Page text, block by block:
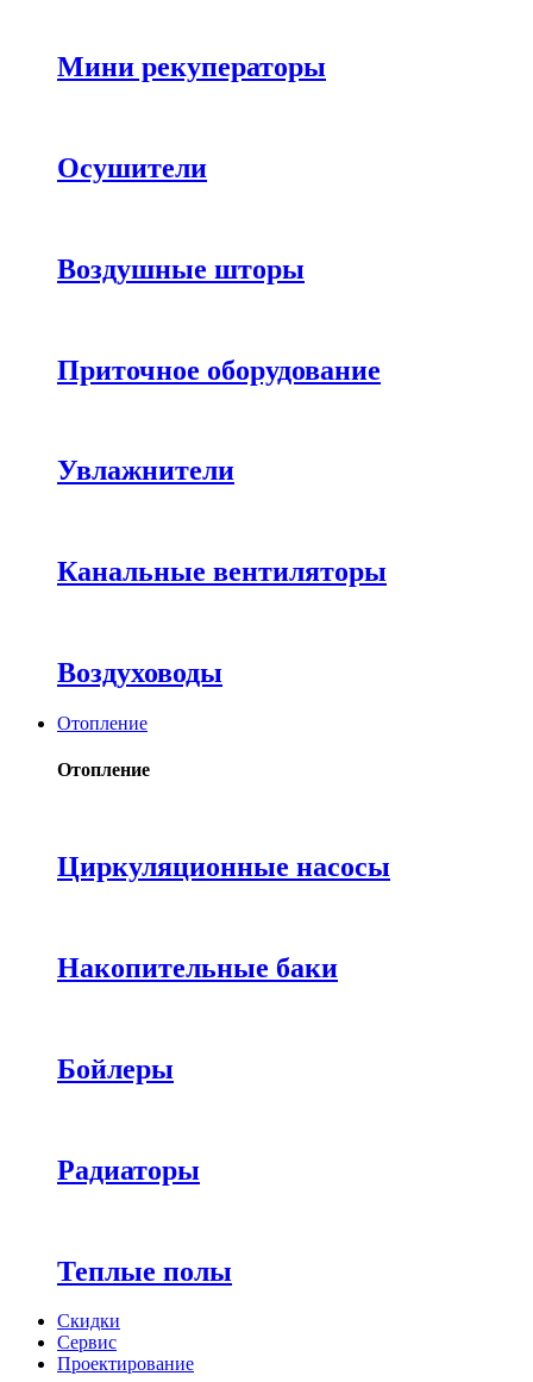
Мини рекуператоры
Осушители
Воздушные шторы
Приточное оборудование
Увлажнители
Канальные вентиляторы
Воздуховоды
Отопление
Отопление
Циркуляционные насосы
Накопительные баки
Бойлеры
Радиаторы
Теплые полы
Скидки
Сервис
Проектирование